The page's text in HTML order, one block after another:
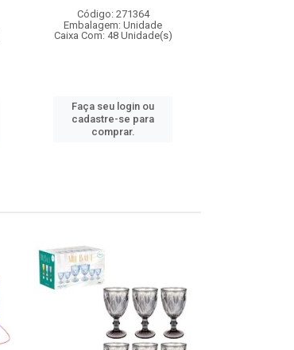
Código: 271364
Embalagem: Unidade
Caixa Com: 48 Unidade(s)
Faça seu login ou
cadastre-se para
comprar.